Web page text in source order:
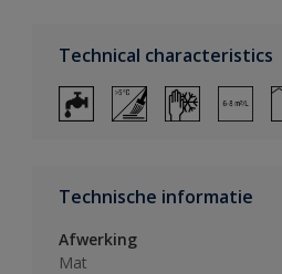
Technical characteristics
Technische informatie
Afwerking
Mat